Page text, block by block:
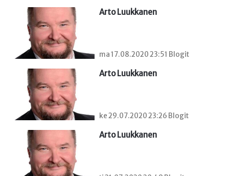
Arto Luukkanen
ma 17.08.2020 23:51 Blogit
Arto Luukkanen
ke 29.07.2020 23:26 Blogit
Arto Luukkanen